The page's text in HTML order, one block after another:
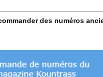
des numéros